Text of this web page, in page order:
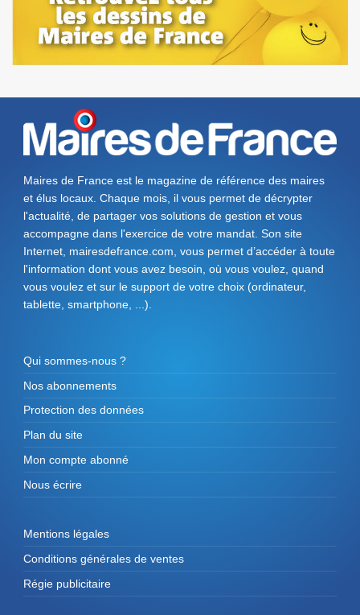
Maires de France est le magazine de référence des maires
et élus locaux. Chaque mois, il vous permet de décrypter
l'actualité, de partager vos solutions de gestion et vous
accompagne dans l'exercice de votre mandat. Son site
Internet, mairesdefrance.com, vous permet d’accéder à toute
l'information dont vous avez besoin, où vous voulez, quand
vous voulez et sur le support de votre choix (ordinateur,
tablette, smartphone, ...).
Qui sommes-nous ?
Nos abonnements
Protection des données
Plan du site
Mon compte abonné
Nous écrire
Mentions légales
Conditions générales de ventes
Régie publicitaire